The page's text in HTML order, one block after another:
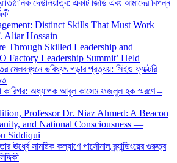
দেউলিয়াত্ব: একটি জিডি এবং আমাদের বিপন্ন
Distinct Skills That Must Work
Aliar Hossain
Through Skilled Leadership and
Factory Leadership Summit’ Held
মেলবন্ধনে ভবিষ্যৎ গড়ার প্রত্যয়: সিইও ফ্যাক্টরি
কারিগর: অধ্যাপক আবুল কাসেম ফজলুল হক স্মরণে –
Professor Dr. Niaz Ahmed: A Beacon
and National Consciousness —
Siddiqui
ঊর্ধ্বে সামষ্টিক কল্যাণে পার্সোনাল ব্র্যান্ডিংয়ের গুরুত্ব